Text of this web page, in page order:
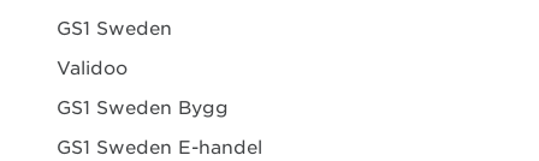
GS1 Sweden
Validoo
GS1 Sweden Bygg
GS1 Sweden E-handel